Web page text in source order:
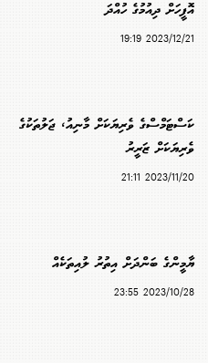
އޮފީހަށް ދިއުމުގެ ހުއްދަ
2023/12/21 19:19
ކަސްޓަމްސްގެ ވެރިޔަކަށް މާނިއު، ޖަލުތަކުގެ
ވެރިޔަކަށް ޒަރީރު
2023/11/20 21:11
ޔާމީންގެ ބަންދަށް އިތުރު ލުއިތަކެއް
2023/10/28 23:55